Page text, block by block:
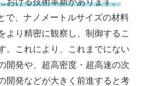
で、ナノメートルサイズの材料
より精密に観察し、制御するこ
。これにより、これまでにない
開発や、超高密度・超高速の次
開発などが大きく前進すると考